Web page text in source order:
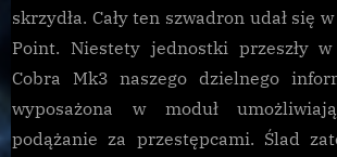
skrzydła. Cały ten szwadron udał się
Point. Niestety jednostki przeszły
Cobra Mk3 naszego dzielnego
wyposażona w moduł
podążanie za przestępcami. Ślad